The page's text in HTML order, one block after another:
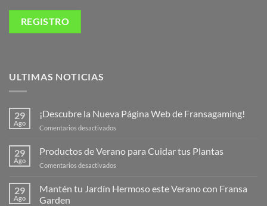
ULTIMAS NOTICIAS
29
Ago
¡Descubre la Nueva Página Web de Fransagaming!
Comentarios desactivados
Nueva
de
29
Ago
Productos de Verano para Cuidar tus Plantas
Comentarios desactivados
de
Verano
29
Ago
Mantén tu Jardín Hermoso este Verano con Fransa
Garden